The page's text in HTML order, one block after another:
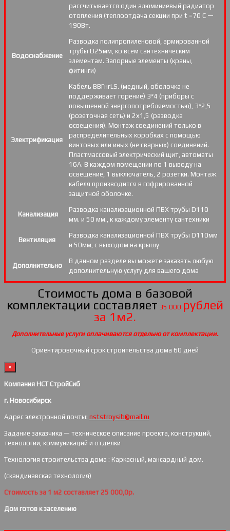
рассчитывается один алюминиевый радиатор
отопления (теплоотдача секции при t =70 С —
190Вт.
Водоснабжение
Разводка полипропиленовой, армированной
трубы D25мм, ко всем сантехническим
элементам. Запорные элементы (краны,
фитинги)
Электрификация
Кабель ВВГнгLS. (медный, оболочка не
поддерживает горение) 3*4 (приборы с
повышенной энергопотребляемостью), 3*2,5
(розеточная сеть) и 2х1,5 (разводка
освещения). Монтаж соединений только в
распределительных коробках с помощью
винтовых или иных (не сварных) соединений.
Пластмассовый электрический щит, автоматы
16А. В каждом помещении по 1 выводу на
освещение, 1 выключатель, 2 розетки. Монтаж
кабеля производится в гофрированной
защитной оболочке.
Канализация
Разводка канализационной ПВХ трубы D110
мм. и 50 мм., к каждому элементу сантехники
Вентиляция
Разводка канализационной ПВХ трубы D110мм
и 50мм, с выходом на крышу
Дополнительно
В данном разделе вы можете заказать любую
дополнительную услугу для вашего дома
Стоимость дома в базовой
комплектации составляет 35 000 рублей
за 1м2.
Дополнительные услуги оплачиваются отдельно от комплектации.
Ориентировочный срок строительства дома 60 дней
×
Компания НСТ СтройСиб
г. Новосибирск
Адрес электронной почты: nststroysib@mail.ru
Задание заказчика — техническое описание проекта, конструкций,
технологии, коммуникаций и отделки
Технология строительства дома : Каркасный, мансардный дом.
(скандинавская технология)
Стоимость за 1 м2 составляет 25 000,0р.
Дом готов к заселению